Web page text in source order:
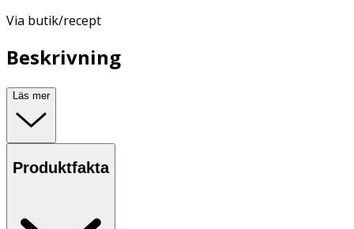
Via butik/recept
Beskrivning
Läs mer
Produktfakta